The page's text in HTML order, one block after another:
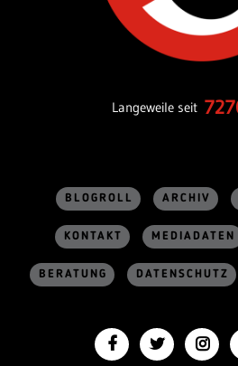
Langeweile seit
BLOGROLL ARCHIV
KONTAKT MEDIADATEN
BERATUNG DATENSCHUTZ